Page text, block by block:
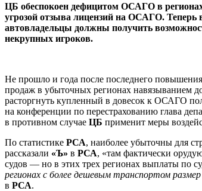
ЦБ обеспокоен дефицитом ОСАГО в
угрозой отзыва лицензий на ОСАГО. Теперь
автовладельцы должны получить
некрупных игроков.
Не прошло и года после последнего
продаж в убыточных регионах навязыванием
расторгнуть купленный в довесок к ОСАГО
на конференции по перестрахованию глава
в противном случае ЦБ применит меры
По статистике РСА, наиболее убыточны для
рассказали «Ъ» в РСА, «там фактически
судов — но в этих трех регионах выплаты по
регионах с более дешевым транспортом
в РСА.